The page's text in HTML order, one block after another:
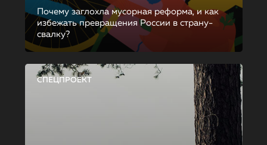
Почему заглохла мусорная реформа, и как
избежать превращения России в страну-
свалку?
СПЕЦПРОЕКТ